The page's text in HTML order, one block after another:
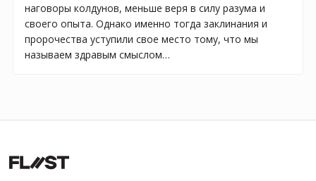
наговоры колдунов, меньше веря в силу разума и
своего опыта. Однако именно тогда заклинания и
пророчества уступили свое место тому, что мы
называем здравым смыслом…